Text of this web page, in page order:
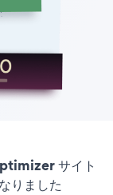
サイト
りました